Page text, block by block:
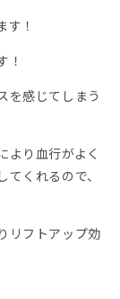
！
！
を感じてしまう
より血行がよく
くれるので、
リフトアップ効